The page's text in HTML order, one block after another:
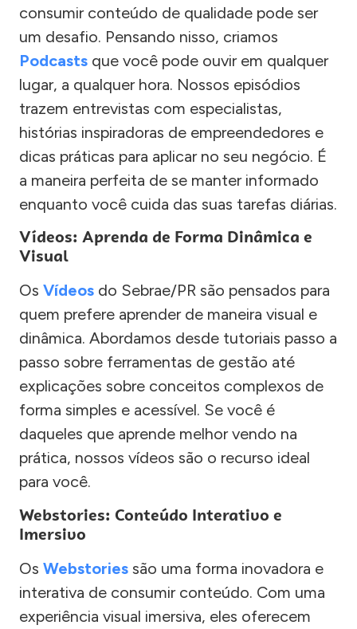
consumir conteúdo de qualidade pode ser
um desafio. Pensando nisso, criamos
Podcasts que você pode ouvir em qualquer
lugar, a qualquer hora. Nossos episódios
trazem entrevistas com especialistas,
histórias inspiradoras de empreendedores e
dicas práticas para aplicar no seu negócio. É
a maneira perfeita de se manter informado
enquanto você cuida das suas tarefas diárias.
Vídeos: Aprenda de Forma Dinâmica e
Visual
Os Vídeos do Sebrae/PR são pensados para
quem prefere aprender de maneira visual e
dinâmica. Abordamos desde tutoriais passo a
passo sobre ferramentas de gestão até
explicações sobre conceitos complexos de
forma simples e acessível. Se você é
daqueles que aprende melhor vendo na
prática, nossos vídeos são o recurso ideal
para você.
Webstories: Conteúdo Interativo e
Imersivo
Os Webstories são uma forma inovadora e
interativa de consumir conteúdo. Com uma
experiência visual imersiva, eles oferecem